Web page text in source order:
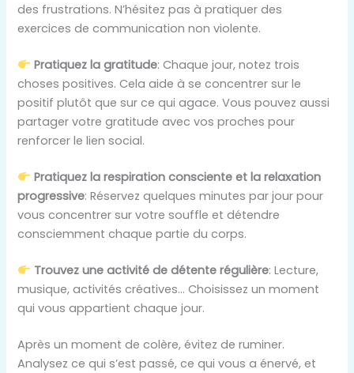
des frustrations. N’hésitez pas à pratiquer des
exercices de communication non violente.
Pratiquez la gratitude: Chaque jour, notez trois
choses positives. Cela aide à se concentrer sur le
positif plutôt que sur ce qui agace. Vous pouvez aussi
partager votre gratitude avec vos proches pour
renforcer le lien social.
Pratiquez la respiration consciente et la relaxation
progressive: Réservez quelques minutes par jour pour
vous concentrer sur votre souffle et détendre
consciemment chaque partie du corps.
Trouvez une activité de détente régulière: Lecture,
musique, activités créatives… Choisissez un moment
qui vous appartient chaque jour.
Après un moment de colère, évitez de ruminer.
Analysez ce qui s’est passé, ce qui vous a énervé, et